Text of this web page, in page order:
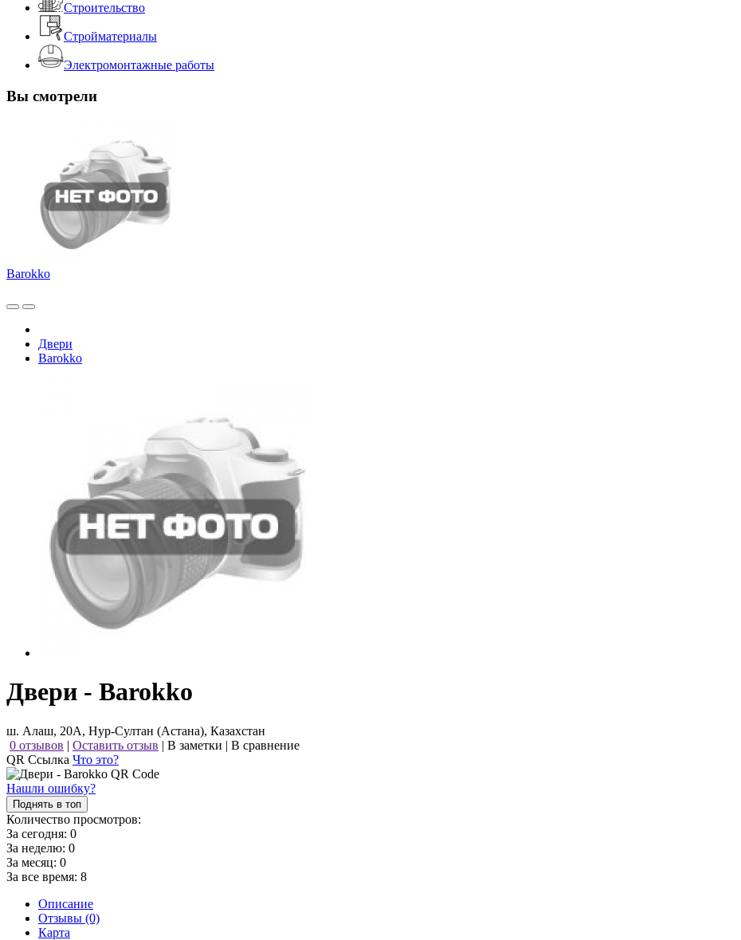
Строительство
Стройматериалы
Электромонтажные работы
Вы смотрели
Barokko
Двери
Barokko
Двери - Barokko
ш. Алаш, 20А, Нур-Султан (Астана), Казахстан
0 отзывов | Оставить отзыв | В заметки | В сравнение
QR Ссылка Что это?
Нашли ошибку?
Поднять в топ
Количество просмотров:
За сегодня: 0
За неделю: 0
За месяц: 0
За все время: 8
Описание
Отзывы (0)
Карта